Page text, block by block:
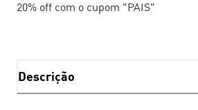
20% off com o cupom "PAIS"
Descrição